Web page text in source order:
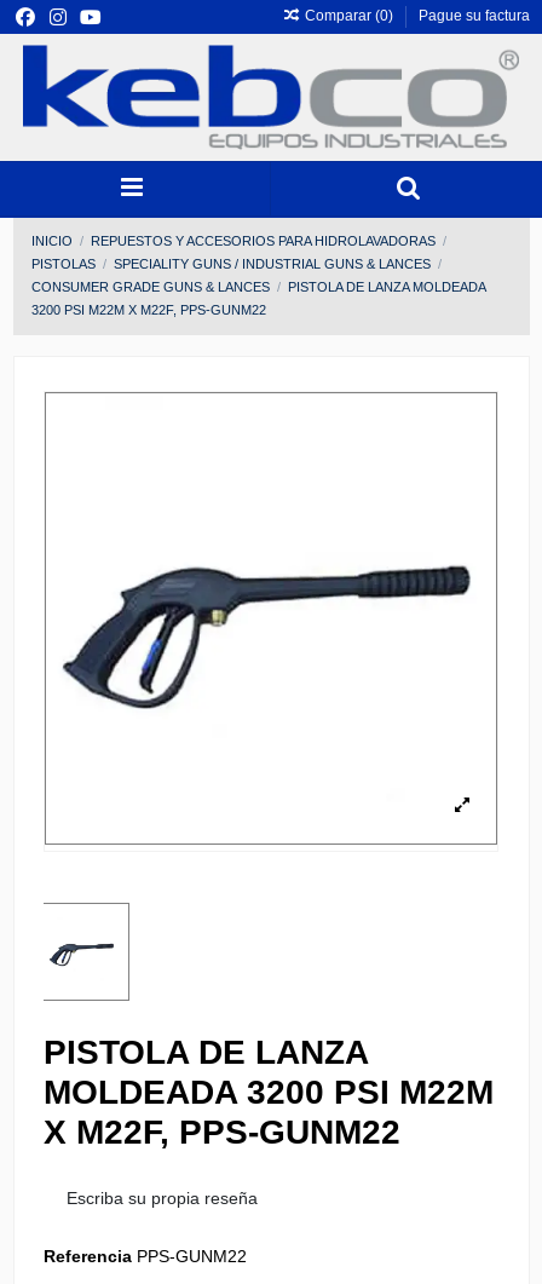
Comparar (0) Pague su factura
INICIO
REPUESTOS Y ACCESORIOS PARA HIDROLAVADORAS
PISTOLAS
SPECIALITY GUNS / INDUSTRIAL GUNS & LANCES
CONSUMER GRADE GUNS & LANCES
PISTOLA DE LANZA MOLDEADA
3200 PSI M22M X M22F, PPS-GUNM22
PISTOLA DE LANZA
MOLDEADA 3200 PSI M22M
X M22F, PPS-GUNM22
Escriba su propia reseña
Referencia PPS-GUNM22